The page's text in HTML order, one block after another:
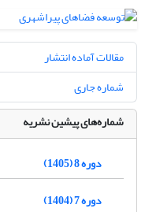
مقالات آماده انتشار
شماره جاری
شماره‌های پیشین نشریه
دوره 8 (1405)
دوره 7 (1404)